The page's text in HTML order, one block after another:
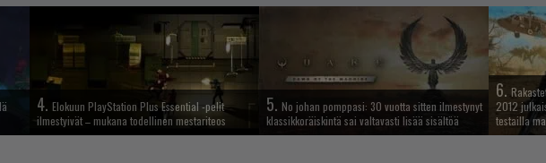
4. Elokuun PlayStation Plus Essential -pelit
ilmestyivät – mukana todellinen mestariteos
5. No johan pomppasi: 30 vuotta sitten ilmestynyt
klassikkoräiskintä sai valtavasti lisää sisältöä
6.
2012
testailla